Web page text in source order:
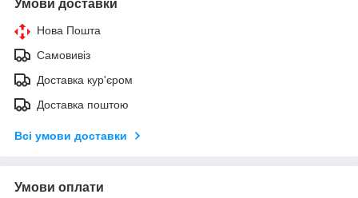
Умови доставки
Нова Пошта
Самовивіз
Доставка кур'єром
Доставка поштою
Всі умови доставки
Умови оплати